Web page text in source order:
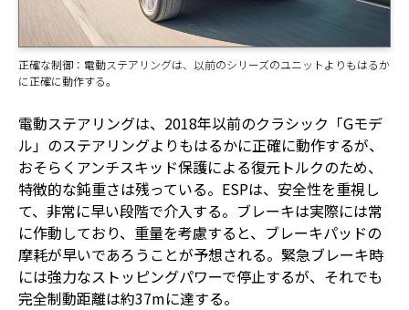
正確な制御：電動ステアリングは、以前のシリーズのユニットよりもはるか
に正確に動作する。
電動ステアリングは、2018年以前のクラシック「Gモデ
ル」のステアリングよりもはるかに正確に動作するが、
おそらくアンチスキッド保護による復元トルクのため、
特徴的な鈍重さは残っている。ESPは、安全性を重視し
て、非常に早い段階で介入する。ブレーキは実際には常
に作動しており、重量を考慮すると、ブレーキパッドの
摩耗が早いであろうことが予想される。緊急ブレーキ時
には強力なストッピングパワーで停止するが、それでも
完全制動距離は約37mに達する。